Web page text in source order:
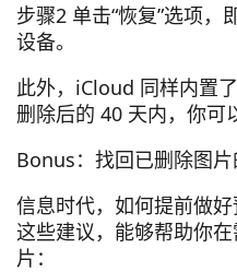
步骤2 单击“恢复”选项，
设备。
此外，iCloud 同样内置
删除后的 40 天内，你可
Bonus：找回已删除图
信息时代，如何提前做
这些建议，能够帮助你
片：